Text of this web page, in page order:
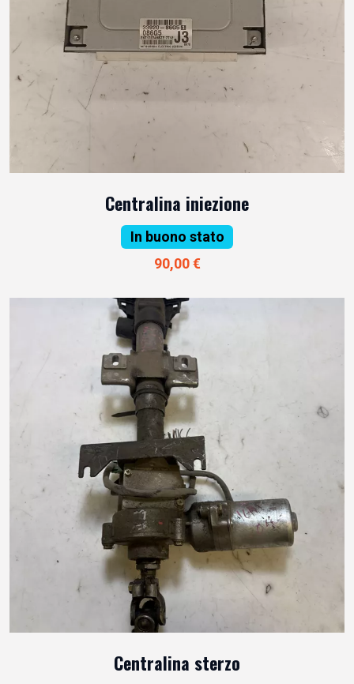
Centralina iniezione
In buono stato
90,00 €
Centralina sterzo